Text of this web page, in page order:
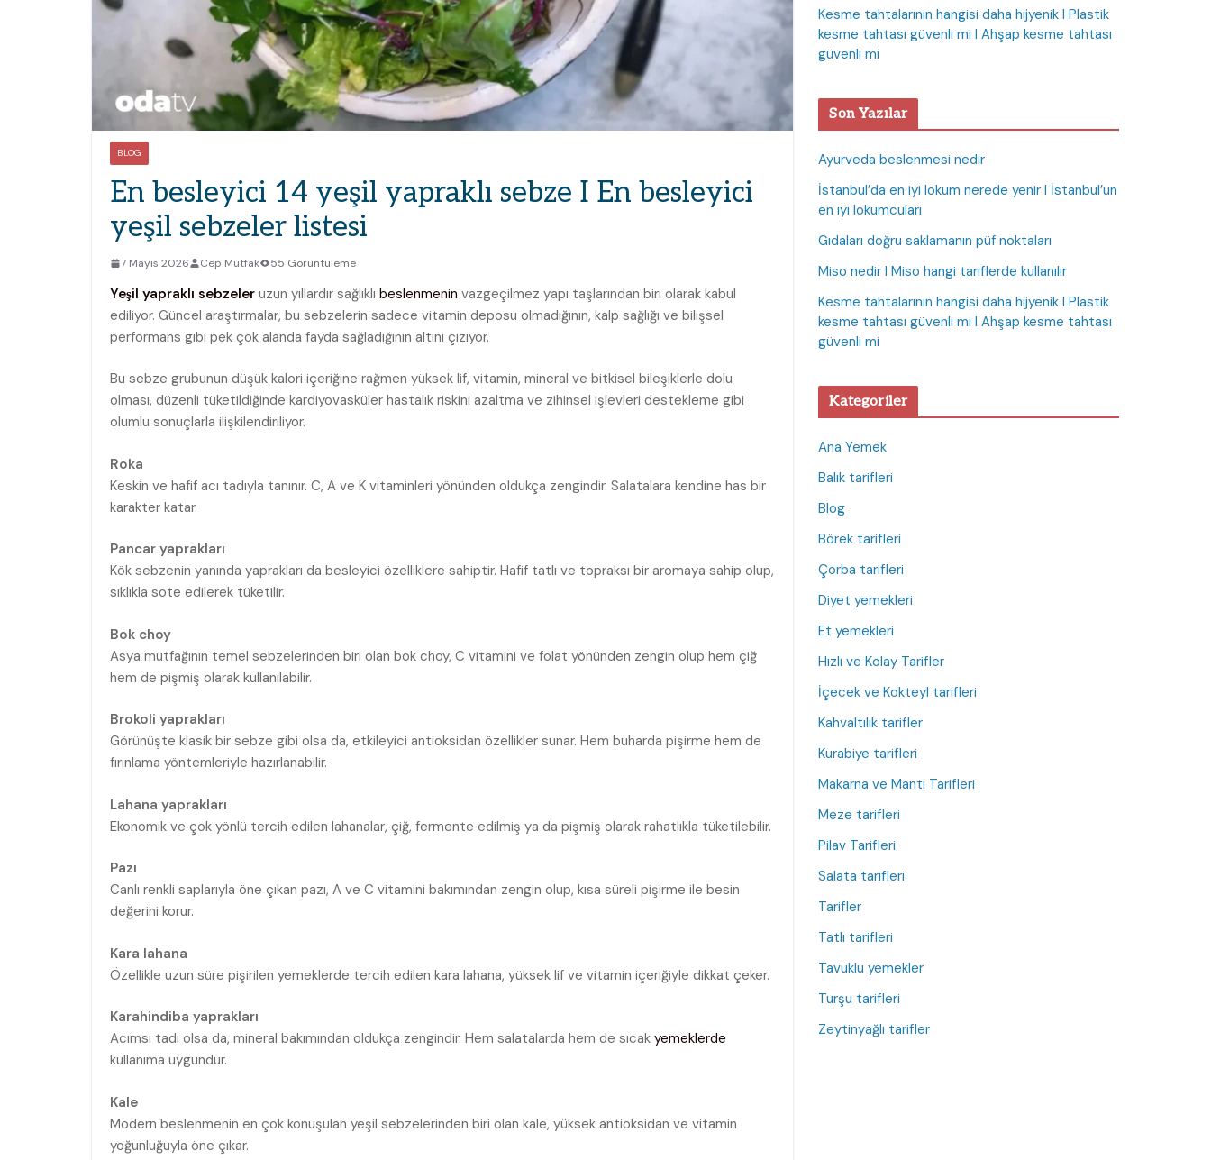
BLOG
En besleyici 14 yeşil yapraklı sebze I En besleyici
yeşil sebzeler listesi
7 Mayıs 2026 Cep Mutfak 55 Görüntüleme
Yeşil yapraklı sebzeler uzun yıllardır sağlıklı beslenmenin vazgeçilmez yapı taşlarından biri olarak kabul
ediliyor. Güncel araştırmalar, bu sebzelerin sadece vitamin deposu olmadığının, kalp sağlığı ve bilişsel
performans gibi pek çok alanda fayda sağladığının altını çiziyor.
Bu sebze grubunun düşük kalori içeriğine rağmen yüksek lif, vitamin, mineral ve bitkisel bileşiklerle dolu
olması, düzenli tüketildiğinde kardiyovasküler hastalık riskini azaltma ve zihinsel işlevleri destekleme gibi
olumlu sonuçlarla ilişkilendiriliyor.
Roka
Keskin ve hafif acı tadıyla tanınır. C, A ve K vitaminleri yönünden oldukça zengindir. Salatalara kendine has bir
karakter katar.
Pancar yaprakları
Kök sebzenin yanında yaprakları da besleyici özelliklere sahiptir. Hafif tatlı ve topraksı bir aromaya sahip olup,
sıklıkla sote edilerek tüketilir.
Bok choy
Asya mutfağının temel sebzelerinden biri olan bok choy, C vitamini ve folat yönünden zengin olup hem çiğ
hem de pişmiş olarak kullanılabilir.
Brokoli yaprakları
Görünüşte klasik bir sebze gibi olsa da, etkileyici antioksidan özellikler sunar. Hem buharda pişirme hem de
fırınlama yöntemleriyle hazırlanabilir.
Lahana yaprakları
Ekonomik ve çok yönlü tercih edilen lahanalar, çiğ, fermente edilmiş ya da pişmiş olarak rahatlıkla tüketilebilir.
Pazı
Canlı renkli saplarıyla öne çıkan pazı, A ve C vitamini bakımından zengin olup, kısa süreli pişirme ile besin
değerini korur.
Kara lahana
Özellikle uzun süre pişirilen yemeklerde tercih edilen kara lahana, yüksek lif ve vitamin içeriğiyle dikkat çeker.
Karahindiba yaprakları
Acımsı tadı olsa da, mineral bakımından oldukça zengindir. Hem salatalarda hem de sıcak yemeklerde
kullanıma uygundur.
Kale
Modern beslenmenin en çok konuşulan yeşil sebzelerinden biri olan kale, yüksek antioksidan ve vitamin
yoğunluğuyla öne çıkar.
Kesme tahtalarının hangisi daha hijyenik I Plastik
kesme tahtası güvenli mi I Ahşap kesme tahtası
güvenli mi
Son Yazılar
Ayurveda beslenmesi nedir
İstanbul’da en iyi lokum nerede yenir I İstanbul’un
en iyi lokumcuları
Gıdaları doğru saklamanın püf noktaları
Miso nedir I Miso hangi tariflerde kullanılır
Kesme tahtalarının hangisi daha hijyenik I Plastik
kesme tahtası güvenli mi I Ahşap kesme tahtası
güvenli mi
Kategoriler
Ana Yemek
Balık tarifleri
Blog
Börek tarifleri
Çorba tarifleri
Diyet yemekleri
Et yemekleri
Hızlı ve Kolay Tarifler
İçecek ve Kokteyl tarifleri
Kahvaltılık tarifler
Kurabiye tarifleri
Makarna ve Mantı Tarifleri
Meze tarifleri
Pilav Tarifleri
Salata tarifleri
Tarifler
Tatlı tarifleri
Tavuklu yemekler
Turşu tarifleri
Zeytinyağlı tarifler